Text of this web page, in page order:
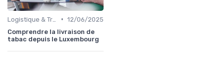
• 12/06/2025
Comprendre la livraison de
tabac depuis le Luxembourg